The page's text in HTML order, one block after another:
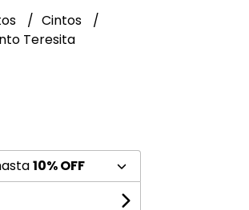
Cintos
Teresita
10% OFF